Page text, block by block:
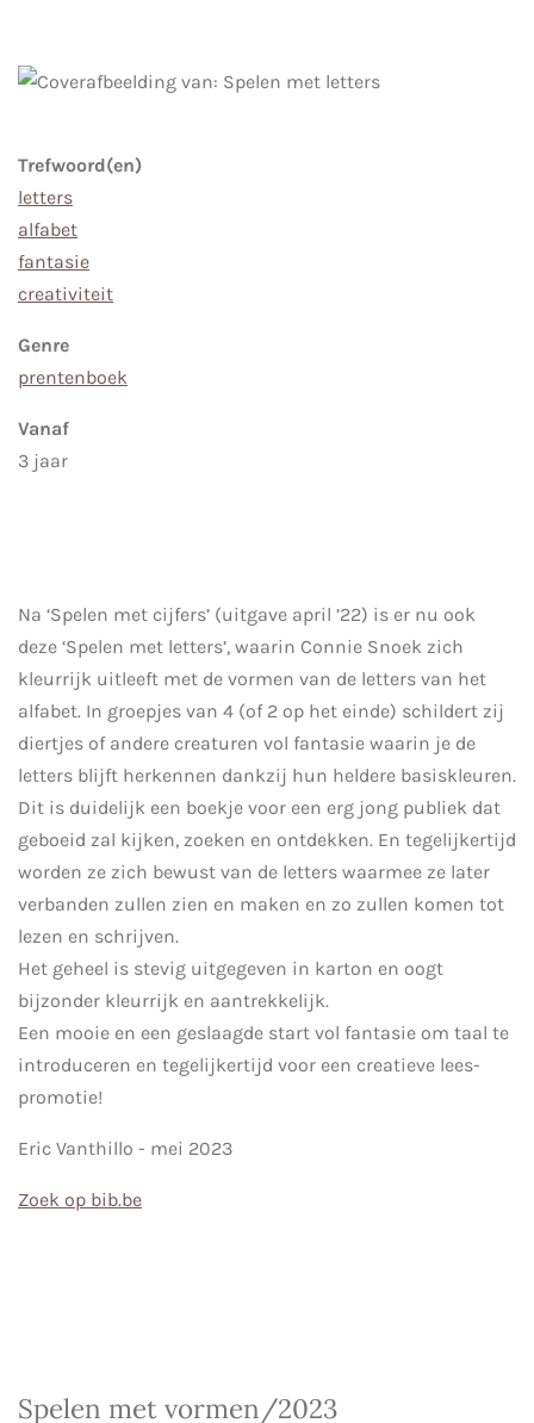
Trefwoord(en)
letters
alfabet
fantasie
creativiteit
Genre
prentenboek
Vanaf
3 jaar
Na ‘Spelen met cijfers’ (uitgave april ’22) is er nu ook
deze ‘Spelen met letters’, waarin Connie Snoek zich
kleurrijk uitleeft met de vormen van de letters van het
alfabet. In groepjes van 4 (of 2 op het einde) schildert zij
diertjes of andere creaturen vol fantasie waarin je de
letters blijft herkennen dankzij hun heldere basiskleuren.
Dit is duidelijk een boekje voor een erg jong publiek dat
geboeid zal kijken, zoeken en ontdekken. En tegelijkertijd
worden ze zich bewust van de letters waarmee ze later
verbanden zullen zien en maken en zo zullen komen tot
lezen en schrijven.
Het geheel is stevig uitgegeven in karton en oogt
bijzonder kleurrijk en aantrekkelijk.
Een mooie en een geslaagde start vol fantasie om taal te
introduceren en tegelijkertijd voor een creatieve lees-
promotie!
Eric Vanthillo - mei 2023
Zoek op bib.be
Spelen met vormen/2023